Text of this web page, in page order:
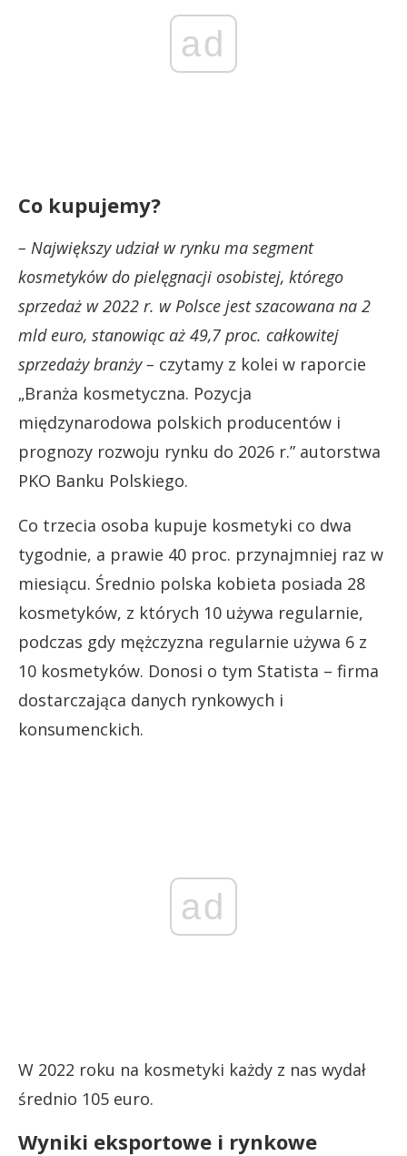
ad
Co kupujemy?
– Największy udział w rynku ma segment
kosmetyków do pielęgnacji osobistej, którego
sprzedaż w 2022 r. w Polsce jest szacowana na 2
mld euro, stanowiąc aż 49,7 proc. całkowitej
sprzedaży branży – czytamy z kolei w raporcie
„Branża kosmetyczna. Pozycja
międzynarodowa polskich producentów i
prognozy rozwoju rynku do 2026 r.” autorstwa
PKO Banku Polskiego.
Co trzecia osoba kupuje kosmetyki co dwa
tygodnie, a prawie 40 proc. przynajmniej raz w
miesiącu. Średnio polska kobieta posiada 28
kosmetyków, z których 10 używa regularnie,
podczas gdy mężczyzna regularnie używa 6 z
10 kosmetyków. Donosi o tym Statista – firma
dostarczająca danych rynkowych i
konsumenckich.
ad
W 2022 roku na kosmetyki każdy z nas wydał
średnio 105 euro.
Wyniki eksportowe i rynkowe